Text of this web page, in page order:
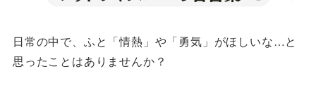
日常の中で、ふと「情熱」や「勇気」がほしいな…と
思ったことはありませんか？